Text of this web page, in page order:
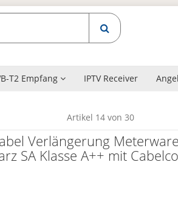
T2 Empfang IPTV Receiver
Artikel 14 von 30
Verlängerung
SA Klasse A++ mit